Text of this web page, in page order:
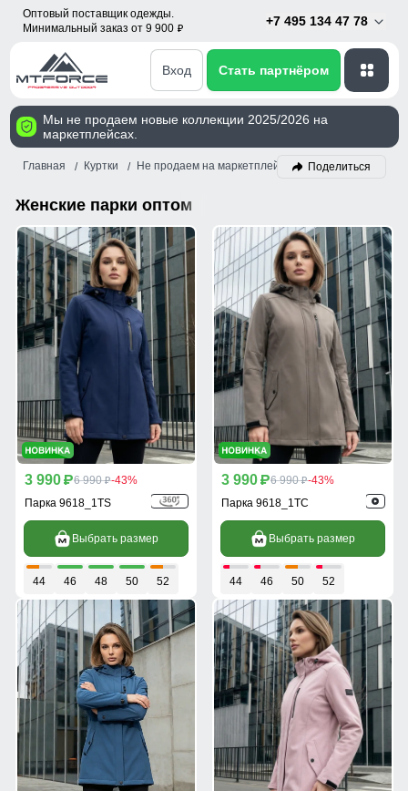
Оптовый поставщик одежды.
Минимальный заказ от 9 900 p
+7 495 134 47 78
Вход Стать партнёром
Мы не продаем новые коллекции 2025/2026 на
маркетплейсах.
Главная Куртки Не продаем на маркетплейсах! Парка
Поделиться
Женские парки оптом
3 990 p6 990 p-43%
Парка 9618_1TS
Выбрать размер
44 46 48 50 52
3 990 p6 990 p-43%
Парка 9618_1TC
Выбрать размер
44 46 50 52